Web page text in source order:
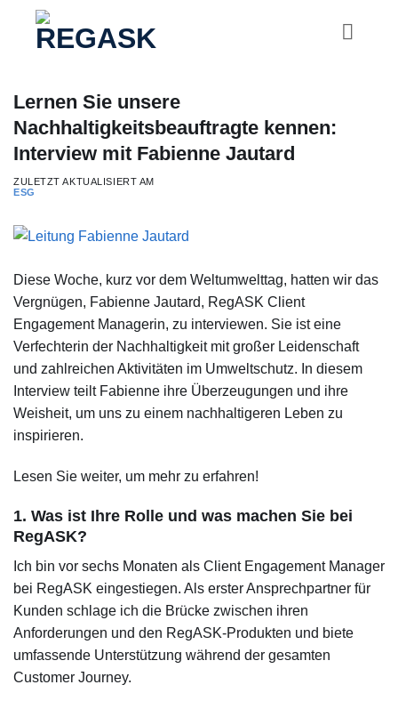
Lernen Sie unsere
Nachhaltigkeitsbeauftragte kennen:
Interview mit Fabienne Jautard
ZULETZT AKTUALISIERT AM
ESG
Diese Woche, kurz vor dem Weltumwelttag, hatten wir das
Vergnügen, Fabienne Jautard, RegASK Client
Engagement Managerin, zu interviewen. Sie ist eine
Verfechterin der Nachhaltigkeit mit großer Leidenschaft
und zahlreichen Aktivitäten im Umweltschutz. In diesem
Interview teilt Fabienne ihre Überzeugungen und ihre
Weisheit, um uns zu einem nachhaltigeren Leben zu
inspirieren.
Lesen Sie weiter, um mehr zu erfahren!
1. Was ist Ihre Rolle und was machen Sie bei
RegASK?
Ich bin vor sechs Monaten als Client Engagement Manager
bei RegASK eingestiegen. Als erster Ansprechpartner für
Kunden schlage ich die Brücke zwischen ihren
Anforderungen und den RegASK-Produkten und biete
umfassende Unterstützung während der gesamten
Customer Journey.